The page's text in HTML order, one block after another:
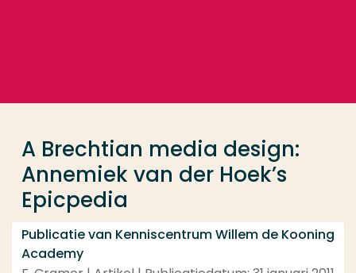
A Brechtian media design:
Annemiek van der Hoek’s
Epicpedia
Publicatie van Kenniscentrum Willem de Kooning
Academy
Opleiding
Contact